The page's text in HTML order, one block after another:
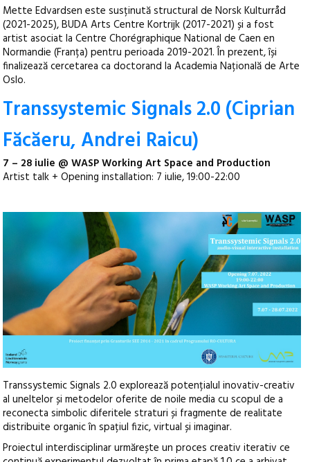
Mette Edvardsen este susținută structural de Norsk Kulturråd
(2021-2025), BUDA Arts Centre Kortrijk (2017-2021) și a fost
artist asociat la Centre Chorégraphique National de Caen en
Normandie (Franța) pentru perioada 2019-2021. În prezent, își
finalizează cercetarea ca doctorand la Academia Națională de Arte
Oslo.
Transsystemic Signals 2.0 (Ciprian
Făcăeru, Andrei Raicu)
7 – 28 iulie @ WASP Working Art Space and Production
Artist talk + Opening installation: 7 iulie, 19:00-22:00
Transsystemic Signals 2.0 explorează potențialul inovativ-creativ
al uneltelor și metodelor oferite de noile media cu scopul de a
reconecta simbolic diferitele straturi și fragmente de realitate
distribuite organic în spațiul fizic, virtual și imaginar.
Proiectul interdisciplinar urmărește un proces creativ iterativ ce